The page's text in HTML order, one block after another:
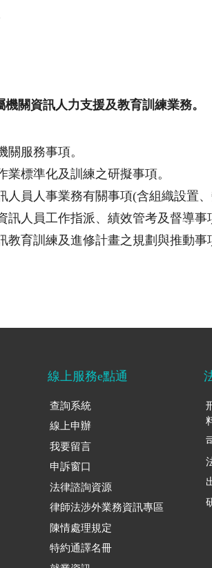
關資訊人力支援及教育訓練業務。
關服務事項。
業標準化及訓練之研擬事項。
人員人事業務有關事項(含組織設置
訊人員工作指派、績效管考及督導事
教育訓練及進修計畫之規劃與推動事
線上服務e點通
查詢系統
線上申辦
我要留言
申訴窗口
法律諮詢資源
律師法涉外業務資訊專區
陳情處理規定
特約通譯名冊